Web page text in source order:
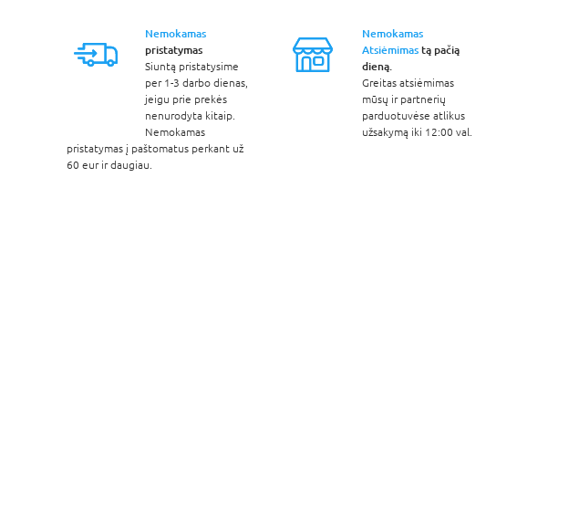
Nemokamas
pristatymas
Siuntą pristatysime
per 1-3 darbo dienas,
jeigu prie prekės
nenurodyta kitaip.
Nemokamas
pristatymas į paštomatus perkant už
60 eur ir daugiau.
Nemokamas
Atsiėmimastą pačią
dieną.
Greitas atsiėmimas
mūsų ir partnerių
parduotuvėse atlikus
užsakymą iki 12:00 val.